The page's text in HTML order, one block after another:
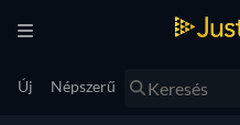
Új Népszerű